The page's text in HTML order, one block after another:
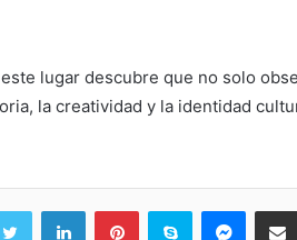
lugar descubre que no solo
la creatividad y la identidad
Twitter LinkedInPinterestSkype